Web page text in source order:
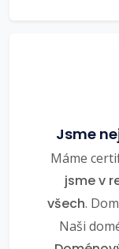
Jsme
Máme
jsme v
všech.
Naši